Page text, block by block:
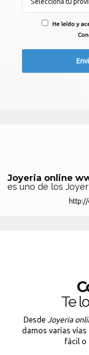
He leído y
Joyeria online
es uno de los
http://
Te
Desde Joyeria
damos varías
fácil o